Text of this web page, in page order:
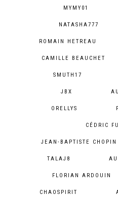
MYMY01
NATASHA777
ROMAIN HETREAU
CAMILLE BEAUCHET
SMUTH17
JBX
ORELLYS
CÉDRIC
JEAN-BAPTISTE CHOPIN
TALAJ8
FLORIAN ARDOUIN
CHAOSPIRIT